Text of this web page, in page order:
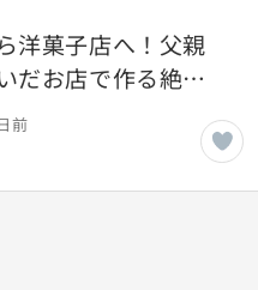
洋菓子店へ！父親
だお店で作る絶品
県山形市】
前